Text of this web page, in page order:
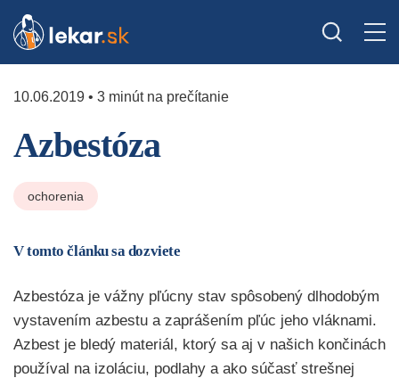
10.06.2019 • 3 minút na prečítanie
Azbestóza
ochorenia
V tomto článku sa dozviete
Azbestóza je vážny pľúcny stav spôsobený dlhodobým
vystavením azbestu a zaprášením pľúc jeho vláknami.
Azbest je bledý materiál, ktorý sa aj v našich končinách
používal na izoláciu, podlahy a ako súčasť strešnej